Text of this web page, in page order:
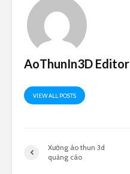
AoThunIn3D Editor
VIEW ALL POSTS
Xưởng áo thun 3d
quảng cáo